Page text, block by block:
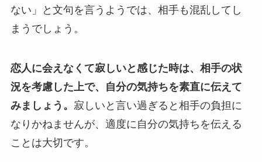
ない」と文句を言うようでは、相手も混乱してし
まうでしょう。
恋人に会えなくて寂しいと感じた時は、相手の状
況を考慮した上で、自分の気持ちを素直に伝えて
みましょう。 寂しいと言い過ぎると相手の負担に
なりかねませんが、適度に自分の気持ちを伝える
ことは大切です。